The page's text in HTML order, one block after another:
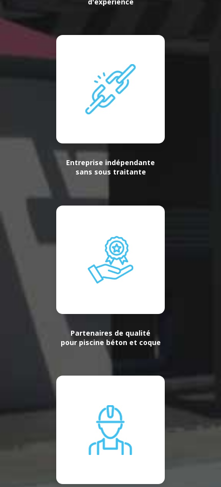
Entreprise indépendante
sans sous traitante
Partenaires de qualité
pour piscine béton et coque